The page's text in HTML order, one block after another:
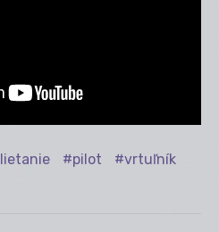
lietanie pilot
vrtuľník